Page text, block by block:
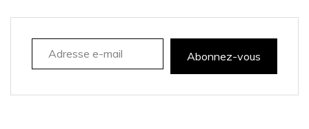
a Adresse e-mail
Abonnez-vous